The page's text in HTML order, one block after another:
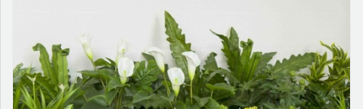
TIỂU CẢNH CÂY GIẢ